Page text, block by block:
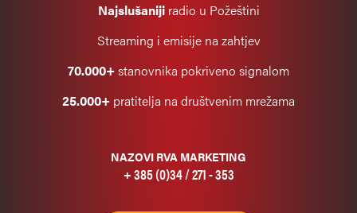
Najslušanijiradio u Požeštini
Streaming i emisije na zahtjev
70.000+stanovnika pokriveno signalom
25.000+ pratitelja na društvenim mrežama
NAZOVI RVA MARKETING
+ 385 (0)34 / 271 - 353